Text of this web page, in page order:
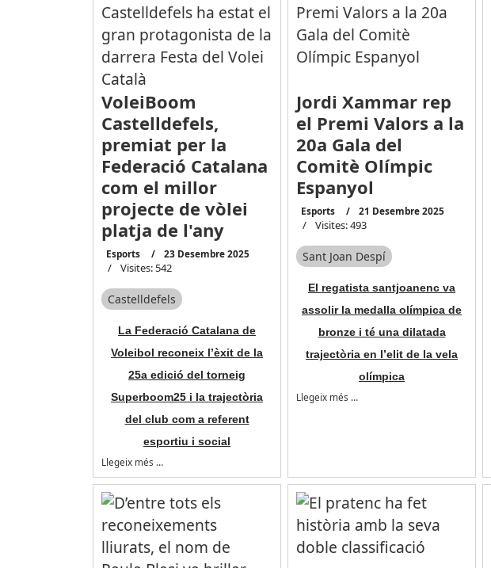
VoleiBoom
Castelldefels,
premiat per la
Federació Catalana
com el millor
projecte de vòlei
platja de l'any
Esports 23 Desembre 2025
Visites: 542
Castelldefels
La Federació Catalana de
Voleibol reconeix l’èxit de la
25a edició del torneig
Superboom25 i la trajectòria
del club com a referent
esportiu i social
Llegeix més …
Jordi Xammar rep
el Premi Valors a la
20a Gala del
Comitè Olímpic
Espanyol
Esports 21 Desembre 2025
Visites: 493
Sant Joan Despí
El regatista santjoanenc va
assolir la medalla olímpica de
bronze i té una dilatada
trajectòria en l’elit de la vela
olímpica
Llegeix més …